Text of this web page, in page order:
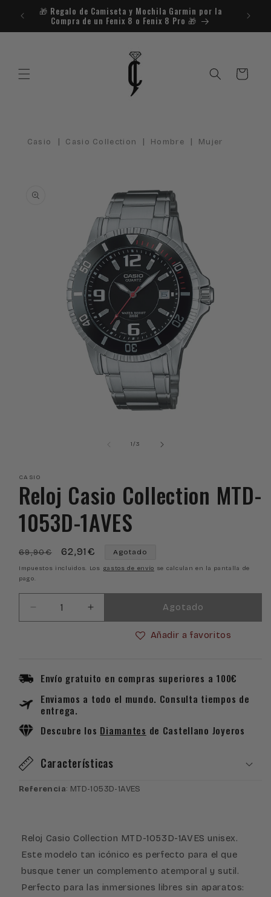
directamente
al contenido
🎁​ Regalo de Camiseta y Mochila Garmin por la
Compra de un Fenix 8 o Fenix 8 Pro 🎁​
Carrito
Casio | Casio Collection | Hombre | Mujer
información
ventana
modal
1/de
3
CASIO
Reloj Casio Collection MTD-
1053D-1AVES
Precio
habitual
69,90€
Precio
de
62,91€ Agotado
Impuestos incluidos. Los gastos de envío se calculan en la pantalla de
pago.
Reducir
cantidad
Collection
1053D-
1AVES
Aumentar
cantidad
Collection
1053D-
Agotado
Añadir a favoritos
Envío gratuito en compras superiores a 100€
Enviamos a todo el mundo. Consulta tiempos de
entrega.
Descubre los Diamantes de Castellano Joyeros
Características
Referencia: MTD-1053D-1AVES
Reloj Casio Collection MTD-1053D-1AVES unisex.
Este modelo tan icónico es perfecto para el que
busque tener un complemento atemporal y sutil.
Perfecto para las inmersiones libres sin aparatos: